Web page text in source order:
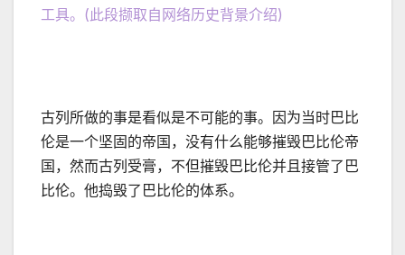
工具。(此段撷取自网络历史背景介绍)
古列所做的事是看似是不可能的事。因为当时巴比
伦是一个坚固的帝国，没有什么能够摧毁巴比伦帝
国，然而古列受膏，不但摧毁巴比伦并且接管了巴
比伦。他捣毁了巴比伦的体系。